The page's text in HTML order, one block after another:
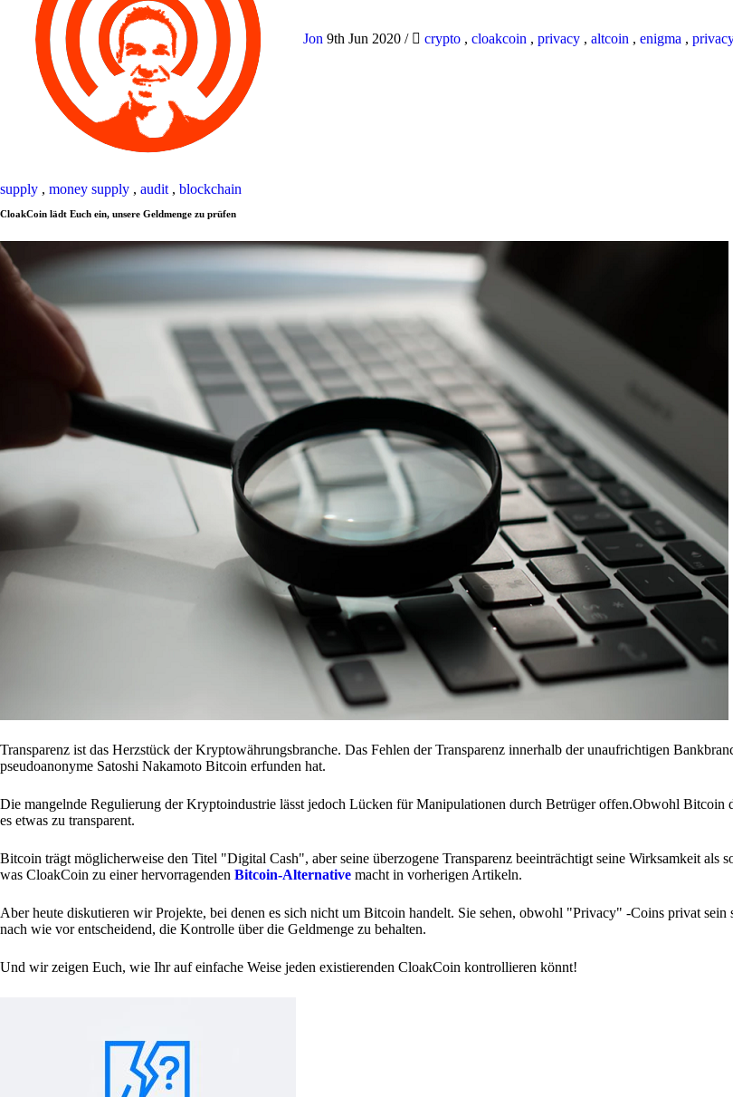
Jon 9th Jun 2020 / crypto , cloakcoin , privacy , altcoin , enigma ,
supply , money supply , audit , blockchain
CloakCoin lädt Euch ein, unsere Geldmenge zu prüfen
Transparenz ist das Herzstück der Kryptowährungsbranche. Das Fehlen der Transparenz innerhalb der unaufrichtigen
pseudoanonyme Satoshi Nakamoto Bitcoin erfunden hat.
Die mangelnde Regulierung der Kryptoindustrie lässt jedoch Lücken für Manipulationen durch Betrüger offen.Obwohl Bitcoin
es etwas zu transparent.
Bitcoin trägt möglicherweise den Titel "Digital Cash", aber seine überzogene Transparenz beeinträchtigt seine Wirksamkeit als
was CloakCoin zu einer hervorragenden Bitcoin-Alternative macht in vorherigen Artikeln.
Aber heute diskutieren wir Projekte, bei denen es sich nicht um Bitcoin handelt. Sie sehen, obwohl "Privacy" -Coins privat
nach wie vor entscheidend, die Kontrolle über die Geldmenge zu behalten.
Und wir zeigen Euch, wie Ihr auf einfache Weise jeden existierenden CloakCoin kontrollieren könnt!